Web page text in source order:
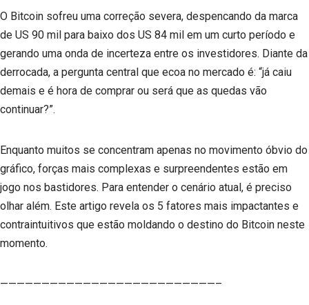
O Bitcoin sofreu uma correção severa, despencando da marca
de US 90 mil para baixo dos US 84 mil em um curto período e
gerando uma onda de incerteza entre os investidores. Diante da
derrocada, a pergunta central que ecoa no mercado é: “já caiu
demais e é hora de comprar ou será que as quedas vão
continuar?”.
Enquanto muitos se concentram apenas no movimento óbvio do
gráfico, forças mais complexas e surpreendentes estão em
jogo nos bastidores. Para entender o cenário atual, é preciso
olhar além. Este artigo revela os 5 fatores mais impactantes e
contraintuitivos que estão moldando o destino do Bitcoin neste
momento.
——————————————————————————–